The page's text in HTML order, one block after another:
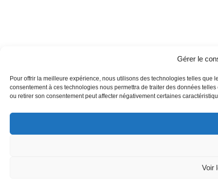
Gérer le
Pour offrir la meilleure expérience, nous utilisons des technologies telles
consentement à ces technologies nous permettra de traiter des données
ou retirer son consentement peut affecter négativement certaines
Voir